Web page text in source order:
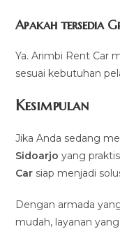
Apakah tersedia
Ya. Arimbi Rent Car
sesuai kebutuhan
Kesimpulan
Jika Anda sedang
Sidoarjo yang
Car siap menjadi
Dengan armada
mudah, layanan